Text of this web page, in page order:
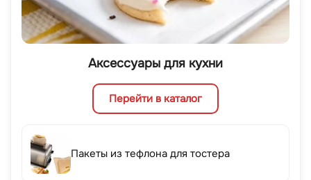
Аксессуары для кухни
Перейти в каталог
Пакеты из тефлона для тостера